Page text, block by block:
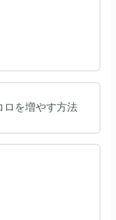
を増やす方法